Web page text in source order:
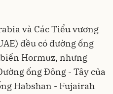
và Các Tiểu vương
đều có đường ống
Hormuz, nhưng
ống Đông - Tây của
Habshan - Fujairah